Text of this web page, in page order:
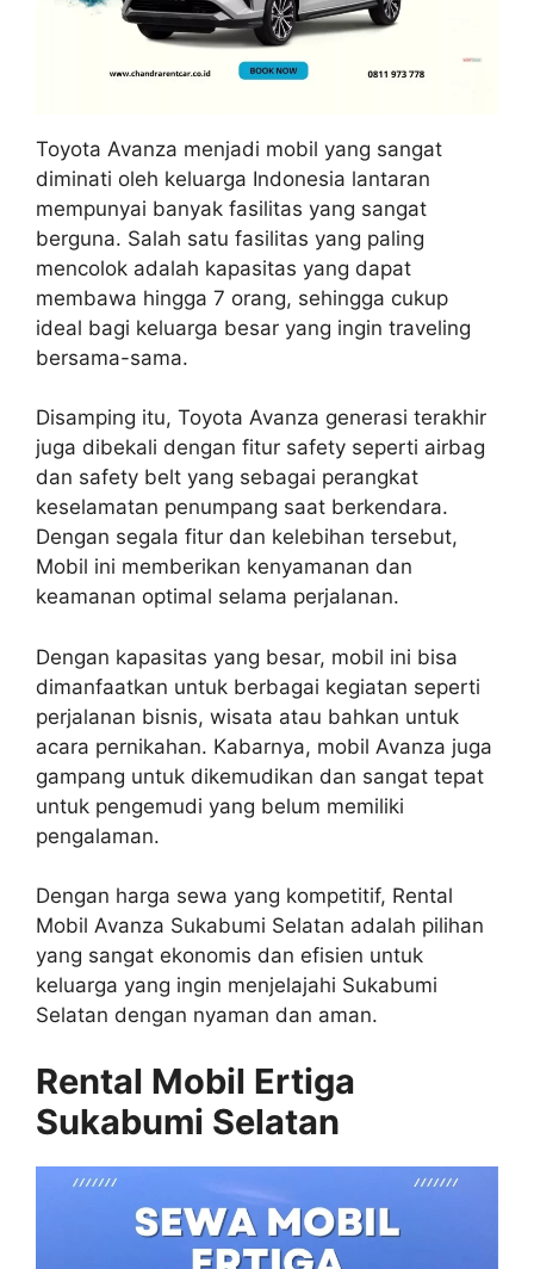
Toyota Avanza menjadi mobil yang sangat
diminati oleh keluarga Indonesia lantaran
mempunyai banyak fasilitas yang sangat
berguna. Salah satu fasilitas yang paling
mencolok adalah kapasitas yang dapat
membawa hingga 7 orang, sehingga cukup
ideal bagi keluarga besar yang ingin traveling
bersama-sama.
Disamping itu, Toyota Avanza generasi terakhir
juga dibekali dengan fitur safety seperti airbag
dan safety belt yang sebagai perangkat
keselamatan penumpang saat berkendara.
Dengan segala fitur dan kelebihan tersebut,
Mobil ini memberikan kenyamanan dan
keamanan optimal selama perjalanan.
Dengan kapasitas yang besar, mobil ini bisa
dimanfaatkan untuk berbagai kegiatan seperti
perjalanan bisnis, wisata atau bahkan untuk
acara pernikahan. Kabarnya, mobil Avanza juga
gampang untuk dikemudikan dan sangat tepat
untuk pengemudi yang belum memiliki
pengalaman.
Dengan harga sewa yang kompetitif, Rental
Mobil Avanza Sukabumi Selatan adalah pilihan
yang sangat ekonomis dan efisien untuk
keluarga yang ingin menjelajahi Sukabumi
Selatan dengan nyaman dan aman.
Rental Mobil Ertiga
Sukabumi Selatan